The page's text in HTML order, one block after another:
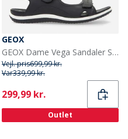
GEOX
GEOX Dame Vega Sandaler Sort
Vejl. pris699,99 kr.
Var339,99 kr.
Current
299,99 kr.
Outlet